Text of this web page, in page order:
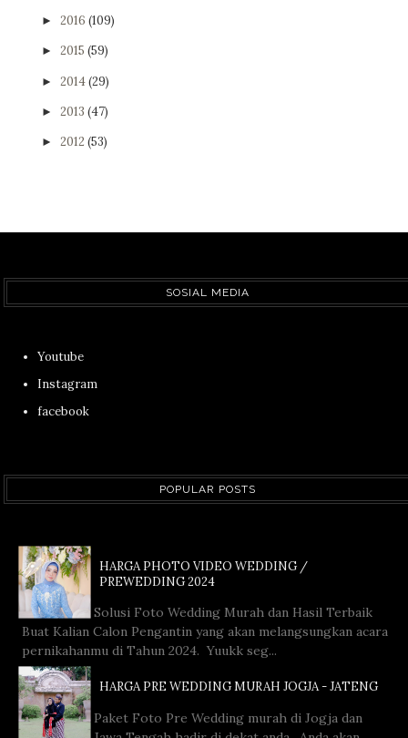
► 2016 (109)
► 2015 (59)
► 2014(29)
► 2013 (47)
► 2012 (53)
SOSIAL MEDIA
Youtube
Instagram
facebook
POPULAR POSTS
HARGA PHOTO VIDEO WEDDING /
PREWEDDING 2024
Solusi Foto Wedding Murah dan Hasil Terbaik
Buat Kalian Calon Pengantin yang akan melangsungkan acara
pernikahanmu di Tahun 2024. Yuukk seg...
HARGA PRE WEDDING MURAH JOGJA - JATENG
Paket Foto Pre Wedding murah di Jogja dan